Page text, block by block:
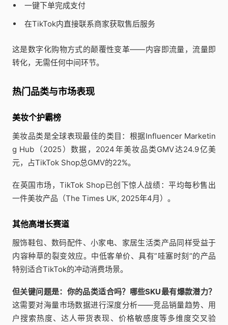
一键下单完成支付
在TikTok内直接联系商家获取售后服务
这是数字化购物方式的颠覆性变革——内容即流量，流量即
转化，无需任何中间环节。
热门品类与市场表现
美妆个护霸榜
美妆品类是全球表现最佳的类目：根据Influencer Marketin
g Hub（2025）数据，2024年美妆品类GMV达24.9亿美
元，占TikTok Shop总GMV的22%。
在英国市场，TikTok Shop已创下惊人战绩：平均每秒售出
一件美妆产品（The Times UK, 2025年4月）。
其他高增长赛道
服饰鞋包、数码配件、小家电、家居生活类产品同样受益于
内容种草的裂变效应。中低客单价、具有”哇塞时刻”的产品
特别适合TikTok的冲动消费场景。
但关键问题是：你的品类适合吗？哪些SKU最有爆款潜力？
这需要对海量市场数据进行深度分析——竞品销量趋势、用
户搜索热度、达人带货表现、价格敏感度等多维度交叉验